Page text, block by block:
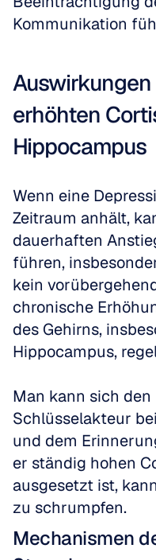
Kommunikation
erhöhten
Hippocampus
Wenn eine
Zeitraum anhält,
dauerhaften
führen,
kein
chronische
des Gehirns,
Hippocampus,
Man kann sich
Schlüsselakteur
und dem
er ständig hohen
ausgesetzt ist,
zu schrumpfen.
Mechanismen